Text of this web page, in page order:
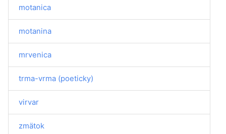
motanica
motanina
mrvenica
trma-vrma (poeticky)
virvar
zmätok